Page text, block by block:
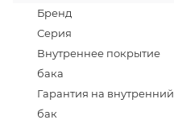
Бренд
Серия
Внутреннее покрытие
бака
Гарантия на внутренний
бак